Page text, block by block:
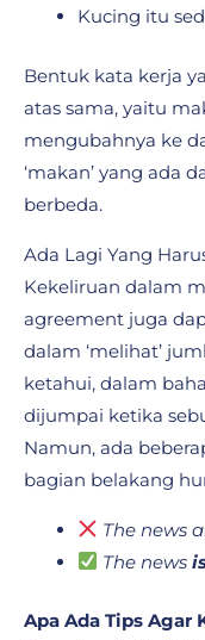
Kucing itu
Bentuk kata kerja
atas sama, yaitu
mengubahnya ke
‘makan’ yang ada
berbeda.
Ada Lagi Yang
Kekeliruan dalam
agreement juga
dalam ‘melihat’
ketahui, dalam
dijumpai ketika
Namun, ada
bagian belakang
The news
The news
Apa Ada Tips Agar